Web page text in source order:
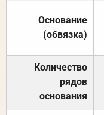
Основание
(обвязка)
Количество
рядов
основания